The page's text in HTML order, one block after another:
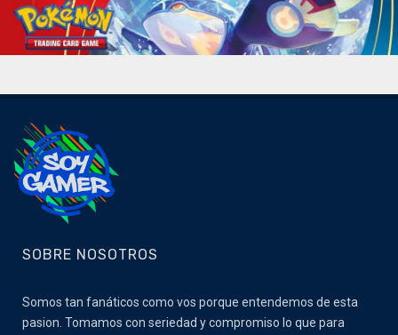
SOBRE NOSOTROS
Somos tan fanáticos como vos porque entendemos de esta
pasion. Tomamos con seriedad y compromiso lo que para